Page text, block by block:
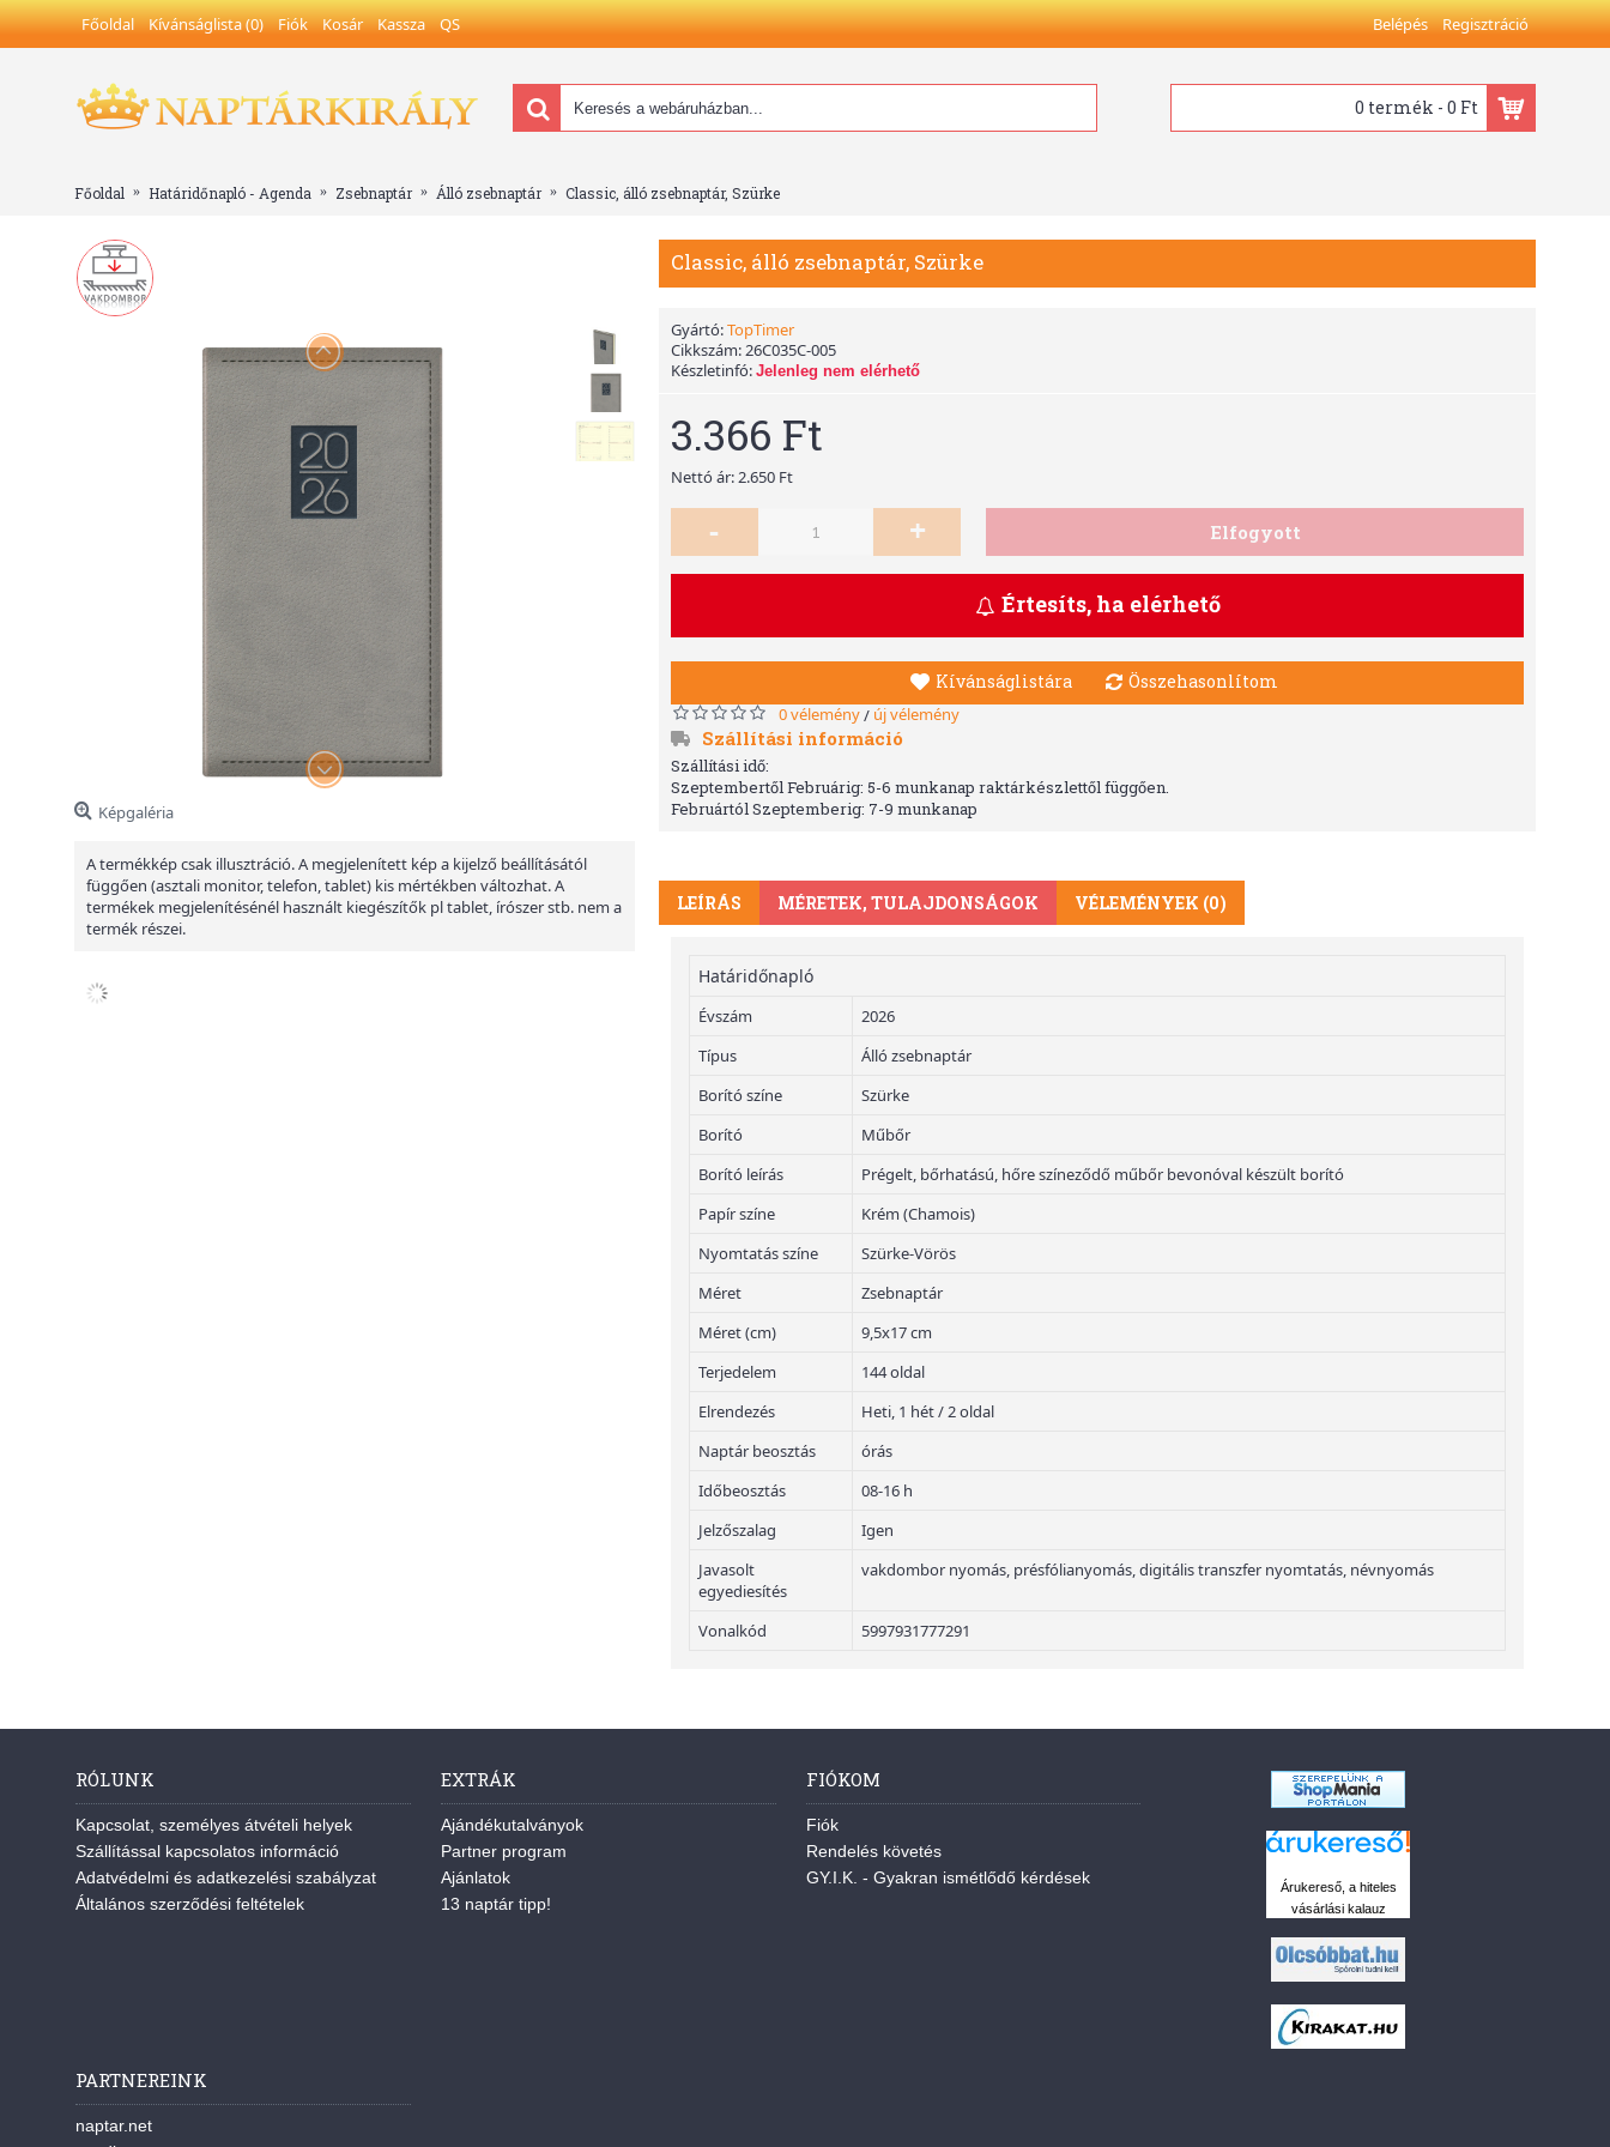
Főoldal Kívánságlista (0) Fiók Kosár Kassza QS Belépés Regisztráció
0 termék - 0 Ft
Főoldal Határidőnapló - Agenda Zsebnaptár Álló zsebnaptár Classic, álló zsebnaptár, Szürke
Képgaléria
A termékkép csak illusztráció. A megjelenített kép a kijelző beállításától
függően (asztali monitor, telefon, tablet) kis mértékben változhat. A
termékek megjelenítésénél használt kiegészítők pl tablet, írószer stb. nem a
termék részei.
Classic, álló zsebnaptár, Szürke
Gyártó:TopTimer
Cikkszám:26C035C-005
Készletinfó: Jelenleg nem elérhető
3.366 Ft
Nettó ár: 2.650 Ft
- + Elfogyott
Értesíts, ha elérhető
Kívánságlistára Összehasonlítom
0 vélemény/ új vélemény
Szállítási információ
Szállítási idő:
Szeptembertől Februárig: 5-6 munkanap raktárkészlettől függően.
Februártól Szeptemberig: 7-9 munkanap
LEÍRÁS MÉRETEK, TULAJDONSÁGOK VÉLEMÉNYEK (0)
Határidőnapló
Évszám
2026
Típus
Álló zsebnaptár
Borító színe
Szürke
Borító
Műbőr
Borító leírás
Prégelt, bőrhatású, hőre színeződő műbőr bevonóval készült borító
Papír színe
Krém (Chamois)
Nyomtatás színe
Szürke-Vörös
Méret
Zsebnaptár
Méret (cm)
9,5x17 cm
Terjedelem
144 oldal
Elrendezés
Heti, 1 hét / 2 oldal
Naptár beosztás
órás
Időbeosztás
08-16 h
Jelzőszalag
Igen
Javasolt
egyediesítés
vakdombor nyomás, présfólianyomás, digitális transzfer nyomtatás, névnyomás
Vonalkód 5997931777291
RÓLUNK
Kapcsolat, személyes átvételi helyek
Szállítással kapcsolatos információ
Adatvédelmi és adatkezelési szabályzat
Általános szerződési feltételek
EXTRÁK
Ajándékutalványok
Partner program
Ajánlatok
13 naptár tipp!
FIÓKOM
Fiók
Rendelés követés
GY.I.K. - Gyakran ismétlődő kérdések
Árukereső, a hiteles
vásárlási kalauz
PARTNEREINK
naptar.net